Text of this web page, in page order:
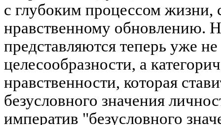
с глубоким процессом
нравственному обновлению.
представляются теперь уже
целесообразности, а
нравственности, которая
безусловного значения
императив "безусловного